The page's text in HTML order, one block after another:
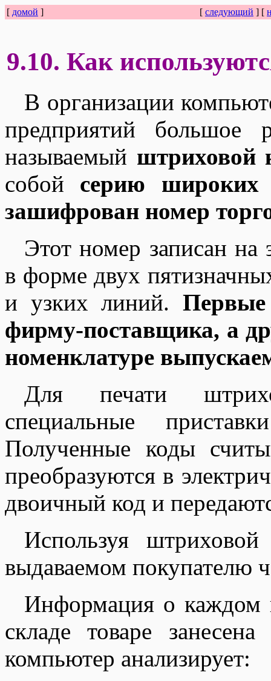
[ домой ] [ следующий ] [
9.10. Как
В организации
предприятий большое
называемый штриховой
собой серию
зашифрован номер
Этот номер записан на
в форме двух
и узких линий.
фирму-поставщика, а
номенклатуре
Для печати
специальные
Полученные коды
преобразуются в
двоичный код и
Используя
выдаваемом покупателю
Информация о каждом
складе товаре
компьютер анализирует: